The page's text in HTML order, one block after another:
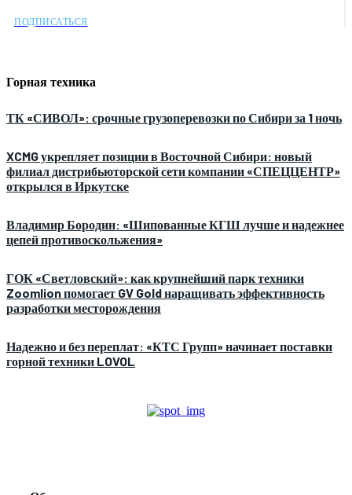
ПОДПИСАТЬСЯ
Горная техника
ТК «СИВОЛ»: срочные грузоперевозки по Сибири за 1 ночь
XCMG укрепляет позиции в Восточной Сибири: новый
филиал дистрибьюторской сети компании «СПЕЦЦЕНТР»
открылся в Иркутске
Владимир Бородин: «Шипованные КГШ лучше и надежнее
цепей противоскольжения»
ГОК «Светловский»: как крупнейший парк техники
Zoomlion помогает GV Gold наращивать эффективность
разработки месторождения
Надежно и без переплат: «КТС Групп» начинает поставки
горной техники LOVOL